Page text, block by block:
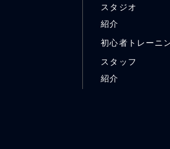
スタジオ
紹介
初心者トレーニ
スタッフ
紹介